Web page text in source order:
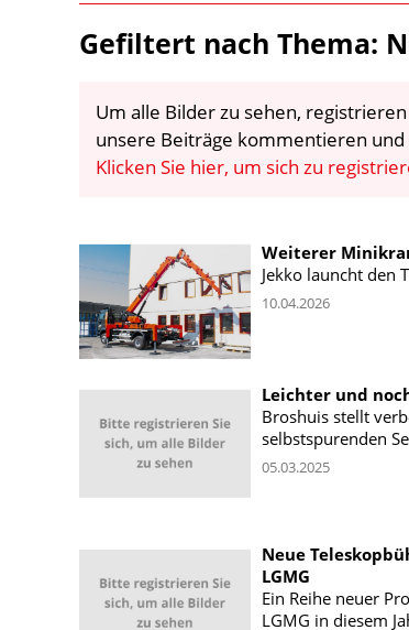
Gefiltert nach Thema:
Um alle Bilder zu sehen,
unsere Beiträge kommentieren
Klicken Sie hier, um sich zu
Weiterer
Jekko launcht den
10.04.2026
Leichter und
Broshuis stellt
selbstspurenden
05.03.2025
Neue
LGMG
Ein Reihe neuer
LGMG in diesem